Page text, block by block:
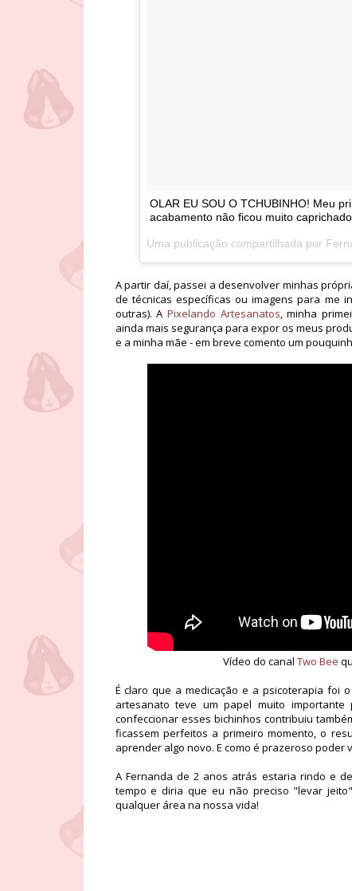
OLAR EU SOU O TCHUBINHO! Meu
acabamento não ficou muito
Uma publicação compartilhada por
A partir daí, passei a desenvolver minhas
de técnicas específicas ou imagens para me
outras). A Pixelando Artesanatos, minha
ainda mais segurança para expor os meus
e a minha mãe - em breve comento um
Vídeo do canal Two Bee
É claro que a medicação e a psicoterapia foi
artesanato teve um papel muito
confeccionar esses bichinhos contribuiu
ficassem perfeitos a primeiro momento, o
aprender algo novo. E como é prazeroso
A Fernanda de 2 anos atrás estaria rindo e
tempo e diria que eu não preciso "levar
qualquer área na nossa vida!